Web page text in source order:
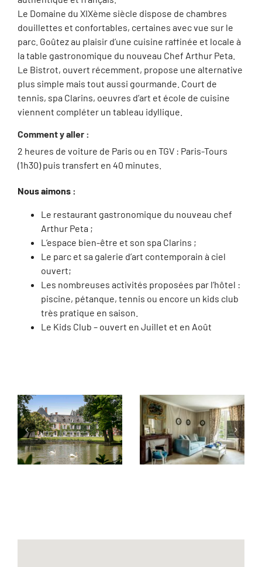
Le Domaine du XIXème siècle dispose de chambres
douillettes et confortables, certaines avec vue sur le
parc. Goûtez au plaisir d’une cuisine raffinée et locale à
la table gastronomique du nouveau Chef Arthur Peta.
Le Bistrot, ouvert récemment, propose une alternative
plus simple mais tout aussi gourmande. Court de
tennis, spa Clarins, oeuvres d’art et école de cuisine
viennent compléter un tableau idyllique.
Comment y aller :
2 heures de voiture de Paris ou en TGV : Paris-Tours
(1h30) puis transfert en 40 minutes.
Nous aimons :
Le restaurant gastronomique du nouveau chef
Arthur Peta ;
L’espace bien-être et son spa Clarins ;
Le parc et sa galerie d’art contemporain à ciel
ouvert;
Les nombreuses activités proposées par l’hôtel :
piscine, pétanque, tennis ou encore un kids club
très pratique en saison.
Le Kids Club – ouvert en Juillet et en Août